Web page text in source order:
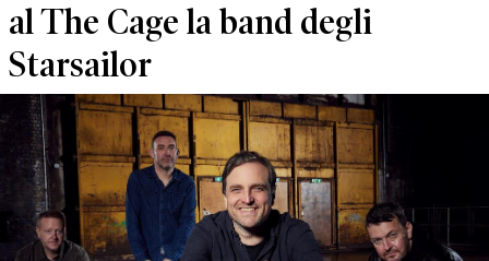
al The Cage la band degli
Starsailor